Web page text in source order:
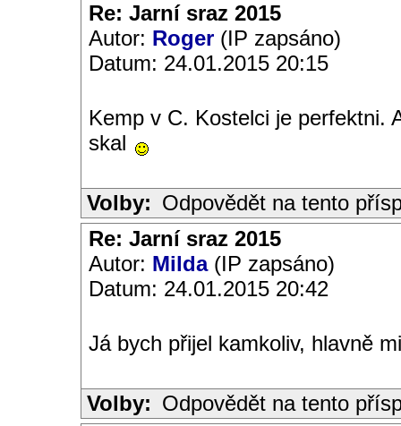
Re: Jarní sraz 2015
Autor: Roger (IP zapsáno)
Datum: 24.01.2015 20:15
Kemp v C. Kostelci je perfektni.
skal
Volby: Odpovědět na tento
Re: Jarní sraz 2015
Autor: Milda(IP zapsáno)
Datum: 24.01.2015 20:42
Já bych přijel kamkoliv, hlavně
Volby: Odpovědět na tento